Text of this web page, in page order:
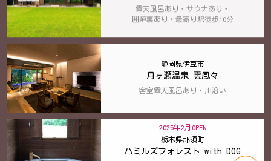
露天風呂あり・サウナあり・
囲炉裏あり・最寄り駅徒歩10分
静岡県伊豆市
月ヶ瀬温泉 雲風々
客室露天風呂あり・川沿い
2025年2月OPEN
栃木県那須町
ハミルズフォレスト with DOG